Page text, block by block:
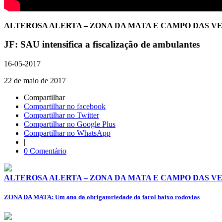
ALTEROSA ALERTA – ZONA DA MATA E CAMPO DAS
JF: SAU intensifica a fiscalização de ambulantes
16-05-2017
22 de maio de 2017
Compartilhar
Compartilhar no facebook
Compartilhar no Twitter
Compartilhar no Google Plus
Compartilhar no WhatsApp
|
0 Comentário
ALTEROSA ALERTA – ZONA DA MATA E CAMPO DAS
ZONA DA MATA: Um ano da obrigatoriedade do farol baixo rodovias